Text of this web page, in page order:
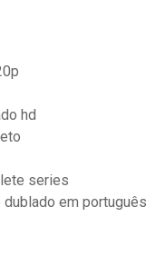
hd
series
em português